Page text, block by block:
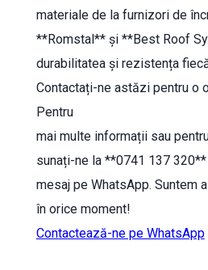
materiale de la furnizori de
**Romstal** și **Best Roof
durabilitatea și rezistența
Contactați-ne astăzi pentru o
Pentru
mai multe informații sau
sunați-ne la **0741 137
mesaj pe WhatsApp. Suntem
în orice moment!
Contactează-ne pe WhatsApp